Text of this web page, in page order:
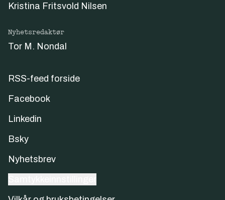
Kristina Fritsvold Nilsen
Nyhetsredaktør
Tor M. Nondal
RSS-feed forside
Facebook
Linkedin
Bsky
Nyhetsbrev